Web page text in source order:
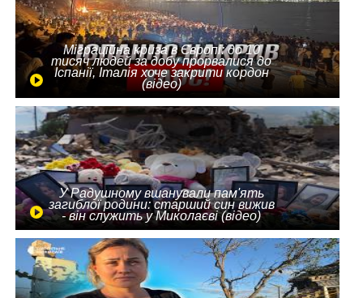
Міграційна криза в Європі: до 10
тисяч людей за добу прорвалися до
Іспанії, Італія хоче закрити кордон
(відео)
У Радушному вшанували пам'ять
загиблої родини: старший син вижив
- він служить у Миколаєві (відео)